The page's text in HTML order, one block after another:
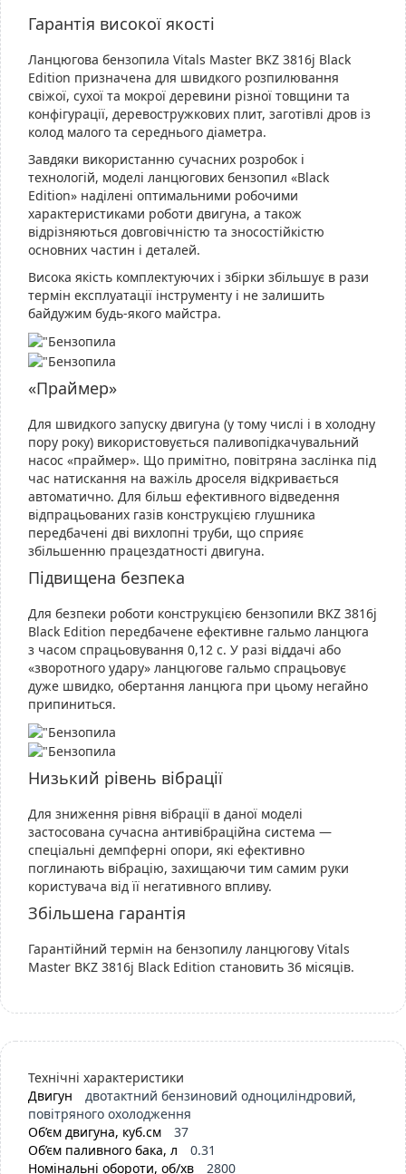
Гарантія високої якості
Ланцюгова бензопила Vitals Master BKZ 3816j Black
Edition призначена для швидкого розпилювання
свіжої, сухої та мокрої деревини різної товщини та
конфігурації, деревостружкових плит, заготівлі дров із
колод малого та середнього діаметра.
Завдяки використанню сучасних розробок і
технологій, моделі ланцюгових бензопил «Black
Edition» наділені оптимальними робочими
характеристиками роботи двигуна, а також
відрізняються довговічністю та зносостійкістю
основних частин і деталей.
Висока якість комплектуючих і збірки збільшує в рази
термін експлуатації інструменту і не залишить
байдужим будь-якого майстра.
«Праймер»
Для швидкого запуску двигуна (у тому числі і в холодну
пору року) використовується паливопідкачувальний
насос «праймер». Що примітно, повітряна заслінка під
час натискання на важіль дроселя відкривається
автоматично. Для більш ефективного відведення
відпрацьованих газів конструкцією глушника
передбачені дві вихлопні труби, що сприяє
збільшенню працездатності двигуна.
Підвищена безпека
Для безпеки роботи конструкцією бензопили BKZ 3816j
Black Edition передбачене ефективне гальмо ланцюга
з часом спрацьовування 0,12 c. У разі віддачі або
«зворотного удару» ланцюгове гальмо спрацьовує
дуже швидко, обертання ланцюга при цьому негайно
припиниться.
Низький рівень вібрації
Для зниження рівня вібрації в даної моделі
застосована сучасна антивібраційна система —
спеціальні демпферні опори, які ефективно
поглинають вібрацію, захищаючи тим самим руки
користувача від її негативного впливу.
Збільшена гарантія
Гарантійний термін на бензопилу ланцюгову Vitals
Master BKZ 3816j Black Edition становить 36 місяців.
Технічні характеристики
Двигун
двотактний бензиновий одноциліндровий,
повітряного охолодження
Об’єм двигуна, куб.см
37
Об’єм паливного бака, л
0.31
Номінальні обороти, об/хв
2800